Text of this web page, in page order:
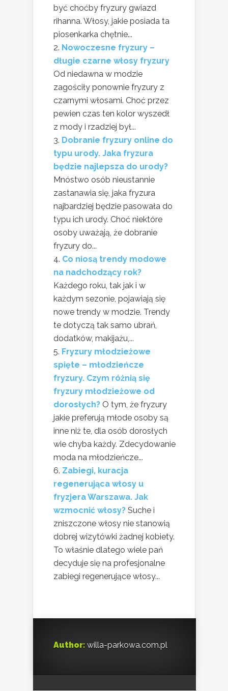
być choćby fryzury gwiazd
rihanna. Włosy, jakie posiada ta
piosenkarka chętnie...
Nowoczesne fryzury –
długie czarne włosy fryzury
Od niedawna w modzie
zagościły ponownie fryzury z
czarnymi włosami. Choć przez
pewien czas ten kolor wyszedł
z mody i rzadziej był...
Dobranie fryzury online do
typu urody. Jaka fryzura
będzie najlepsza do urody?
Mnóstwo osób nieustannie
zastanawia się, jaka fryzura
najbardziej będzie pasowała do
typu ich urody. Choć niektóre
osoby uważają, że dobranie
fryzury do...
Co niosą trendy modowe
na nadchodzący rok?
Każdego roku, tak jak i w
każdym sezonie, pojawiają się
nowe trendy w modzie. Trendy
te dotyczą tak samo ubrań,
dodatków, makijażu,...
Fryzury młodzieżowe
spięte – młodzieńcze
fryzury. Czym różnią się
fryzury młodzieżowe od
dorosłych? O tym, że fryzury
jakie preferują młode osoby są
inne niż te, dla osób dorosłych
wie chyba każdy. Zdecydowanie
moda na młodzieńcze...
Zabiegi, kuracja
regenerująca włosy u
fryzjera Warszawa. Jak
wzmocnić włosy? Suche i
zniszczone włosy nie stanowią
dobrej wizytówki żadnej kobiety.
To właśnie dlatego wiele pań
decyduje się na profesjonalne
zabiegi regenerujące włosy...
Author: willa-parkowa.com.pl